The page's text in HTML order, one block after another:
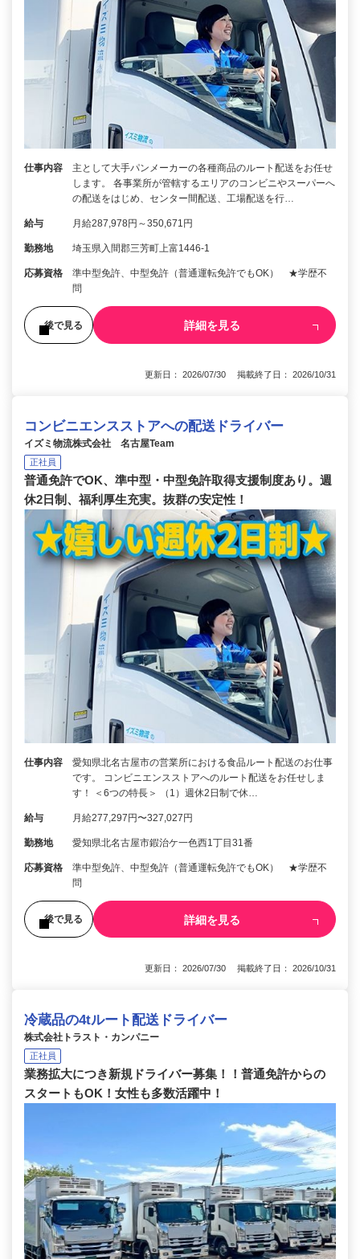
仕事内容
主として大手パンメーカーの各種商品のルート配送をお任せ
します。 各事業所が管轄するエリアのコンビニやスーパーへ
の配送をはじめ、センター間配送、工場配送を行…
給与 月給287,978円～350,671円
勤務地 埼玉県入間郡三芳町上富1446-1
応募資格
準中型免許、中型免許（普通運転免許でもOK） ★学歴不
問
後で見る 詳細を見る
更新日： 2026/07/30 掲載終了日： 2026/10/31
コンビニエンスストアへの配送ドライバー
イズミ物流株式会社 名古屋Team
正社員
普通免許でOK、準中型・中型免許取得支援制度あり。週
休2日制、福利厚生充実。抜群の安定性！
仕事内容
愛知県北名古屋市の営業所における食品ルート配送のお仕事
です。 コンビニエンスストアへのルート配送をお任せしま
す！ ＜6つの特長＞ （1）週休2日制で休…
給与 月給277,297円〜327,027円
勤務地 愛知県北名古屋市鍜治ケ一色西1丁目31番
応募資格
準中型免許、中型免許（普通運転免許でもOK） ★学歴不
問
後で見る 詳細を見る
更新日： 2026/07/30 掲載終了日： 2026/10/31
冷蔵品の4tルート配送ドライバー
株式会社トラスト・カンパニー
正社員
業務拡大につき新規ドライバー募集！！普通免許からの
スタートもOK！女性も多数活躍中！